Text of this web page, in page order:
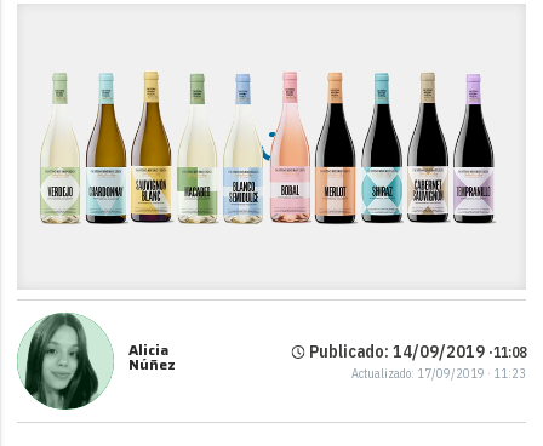
Alicia
Núñez
Publicado: 14/09/2019 ·11:08
Actualizado: 17/09/2019 · 11:23